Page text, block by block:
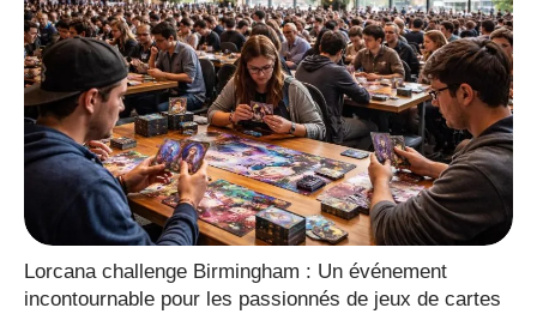
Lorcana challenge Birmingham : Un événement
incontournable pour les passionnés de jeux de cartes